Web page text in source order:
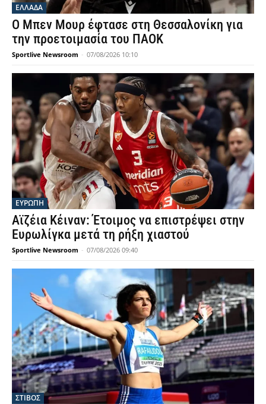
ΕΛΛΑΔΑ
Ο Μπεν Μουρ έφτασε στη Θεσσαλονίκη για
την προετοιμασία του ΠΑΟΚ
Sportlive Newsroom - 07/08/2026 10:10
ΕΥΡΩΠΗ
Αϊζέια Κέιναν: Έτοιμος να επιστρέψει στην
Ευρωλίγκα μετά τη ρήξη χιαστού
Sportlive Newsroom - 07/08/2026 09:40
ΣΤΙΒΟΣ